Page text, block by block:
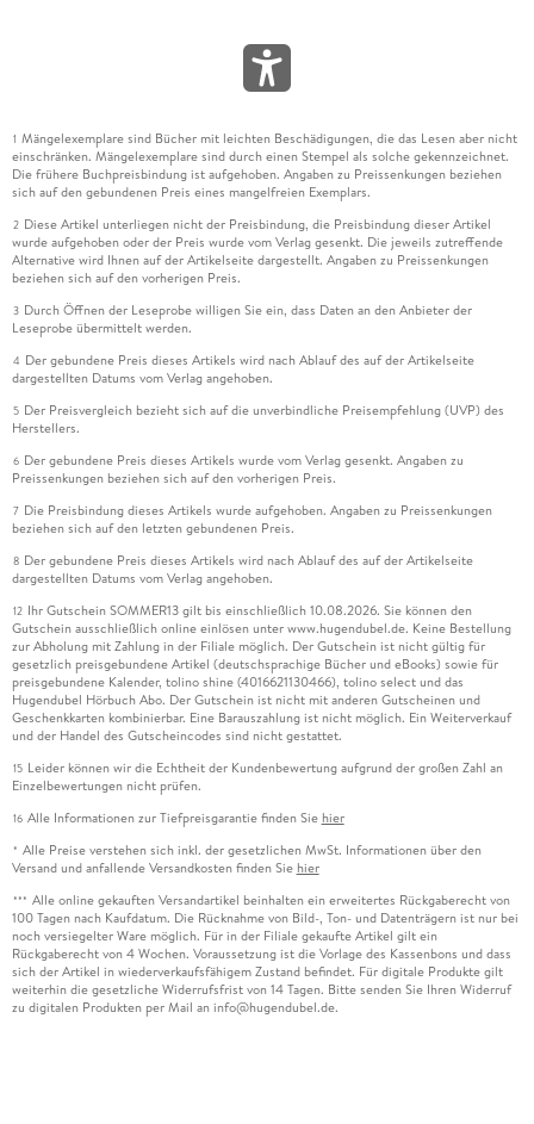
1 Mängelexemplare sind Bücher mit leichten Beschädigungen, die das Lesen aber nicht
einschränken. Mängelexemplare sind durch einen Stempel als solche gekennzeichnet.
Die frühere Buchpreisbindung ist aufgehoben. Angaben zu Preissenkungen beziehen
sich auf den gebundenen Preis eines mangelfreien Exemplars.
2 Diese Artikel unterliegen nicht der Preisbindung, die Preisbindung dieser Artikel
wurde aufgehoben oder der Preis wurde vom Verlag gesenkt. Die jeweils zutreffende
Alternative wird Ihnen auf der Artikelseite dargestellt. Angaben zu Preissenkungen
beziehen sich auf den vorherigen Preis.
3 Durch Öffnen der Leseprobe willigen Sie ein, dass Daten an den Anbieter der
Leseprobe übermittelt werden.
4 Der gebundene Preis dieses Artikels wird nach Ablauf des auf der Artikelseite
dargestellten Datums vom Verlag angehoben.
5 Der Preisvergleich bezieht sich auf die unverbindliche Preisempfehlung (UVP) des
Herstellers.
6 Der gebundene Preis dieses Artikels wurde vom Verlag gesenkt. Angaben zu
Preissenkungen beziehen sich auf den vorherigen Preis.
7 Die Preisbindung dieses Artikels wurde aufgehoben. Angaben zu Preissenkungen
beziehen sich auf den letzten gebundenen Preis.
8 Der gebundene Preis dieses Artikels wird nach Ablauf des auf der Artikelseite
dargestellten Datums vom Verlag angehoben.
12 Ihr Gutschein SOMMER13 gilt bis einschließlich 10.08.2026. Sie können den
Gutschein ausschließlich online einlösen unter www.hugendubel.de. Keine Bestellung
zur Abholung mit Zahlung in der Filiale möglich. Der Gutschein ist nicht gültig für
gesetzlich preisgebundene Artikel (deutschsprachige Bücher und eBooks) sowie für
preisgebundene Kalender, tolino shine (4016621130466), tolino select und das
Hugendubel Hörbuch Abo. Der Gutschein ist nicht mit anderen Gutscheinen und
Geschenkkarten kombinierbar. Eine Barauszahlung ist nicht möglich. Ein Weiterverkauf
und der Handel des Gutscheincodes sind nicht gestattet.
15 Leider können wir die Echtheit der Kundenbewertung aufgrund der großen Zahl an
Einzelbewertungen nicht prüfen.
16 Alle Informationen zur Tiefpreisgarantie finden Sie hier
* Alle Preise verstehen sich inkl. der gesetzlichen MwSt. Informationen über den
Versand und anfallende Versandkosten finden Sie hier
*** Alle online gekauften Versandartikel beinhalten ein erweitertes Rückgaberecht von
100 Tagen nach Kaufdatum. Die Rücknahme von Bild-, Ton- und Datenträgern ist nur bei
noch versiegelter Ware möglich. Für in der Filiale gekaufte Artikel gilt ein
Rückgaberecht von 4 Wochen. Voraussetzung ist die Vorlage des Kassenbons und dass
sich der Artikel in wiederverkaufsfähigem Zustand befindet. Für digitale Produkte gilt
weiterhin die gesetzliche Widerrufsfrist von 14 Tagen. Bitte senden Sie Ihren Widerruf
zu digitalen Produkten per Mail an info@hugendubel.de.